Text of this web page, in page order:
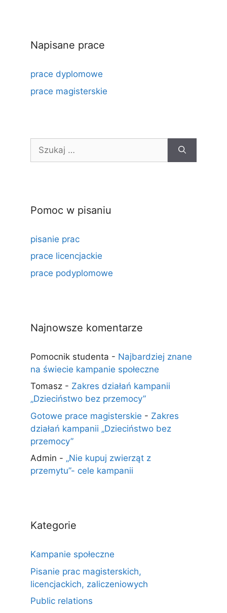
Napisane prace
prace dyplomowe
prace magisterskie
Pomoc w pisaniu
pisanie prac
prace licencjackie
prace podyplomowe
Najnowsze komentarze
Pomocnik studenta - Najbardziej znane
na świecie kampanie społeczne
Tomasz - Zakres działań kampanii
„Dzieciństwo bez przemocy”
Gotowe prace magisterskie - Zakres
działań kampanii „Dzieciństwo bez
przemocy”
Admin - „Nie kupuj zwierząt z
przemytu”- cele kampanii
Kategorie
Kampanie społeczne
Pisanie prac magisterskich,
licencjackich, zaliczeniowych
Public relations